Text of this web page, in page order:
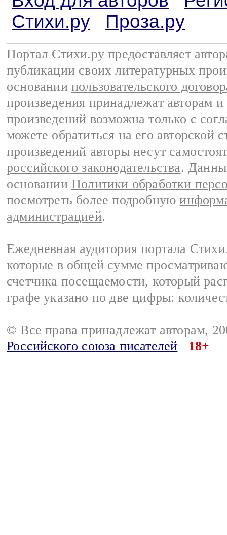
Стихи.ру
Проза.ру
Портал Стихи.ру предоставляет
публикации своих литературных
основании пользовательского
произведения принадлежат авторам
произведений возможна только с
можете обратиться на его авторской
произведений авторы несут
российского законодательства.
основании Политики обработки
посмотреть более подробную
администрацией.
Ежедневная аудитория портала
которые в общей сумме
счетчика посещаемости, который
графе указано по две цифры:
© Все права принадлежат авторам,
Российского союза писателей
18+